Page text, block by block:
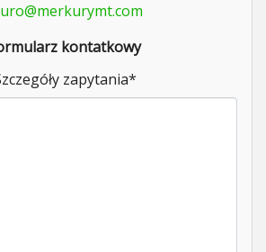
kontatkowy
zapytania*